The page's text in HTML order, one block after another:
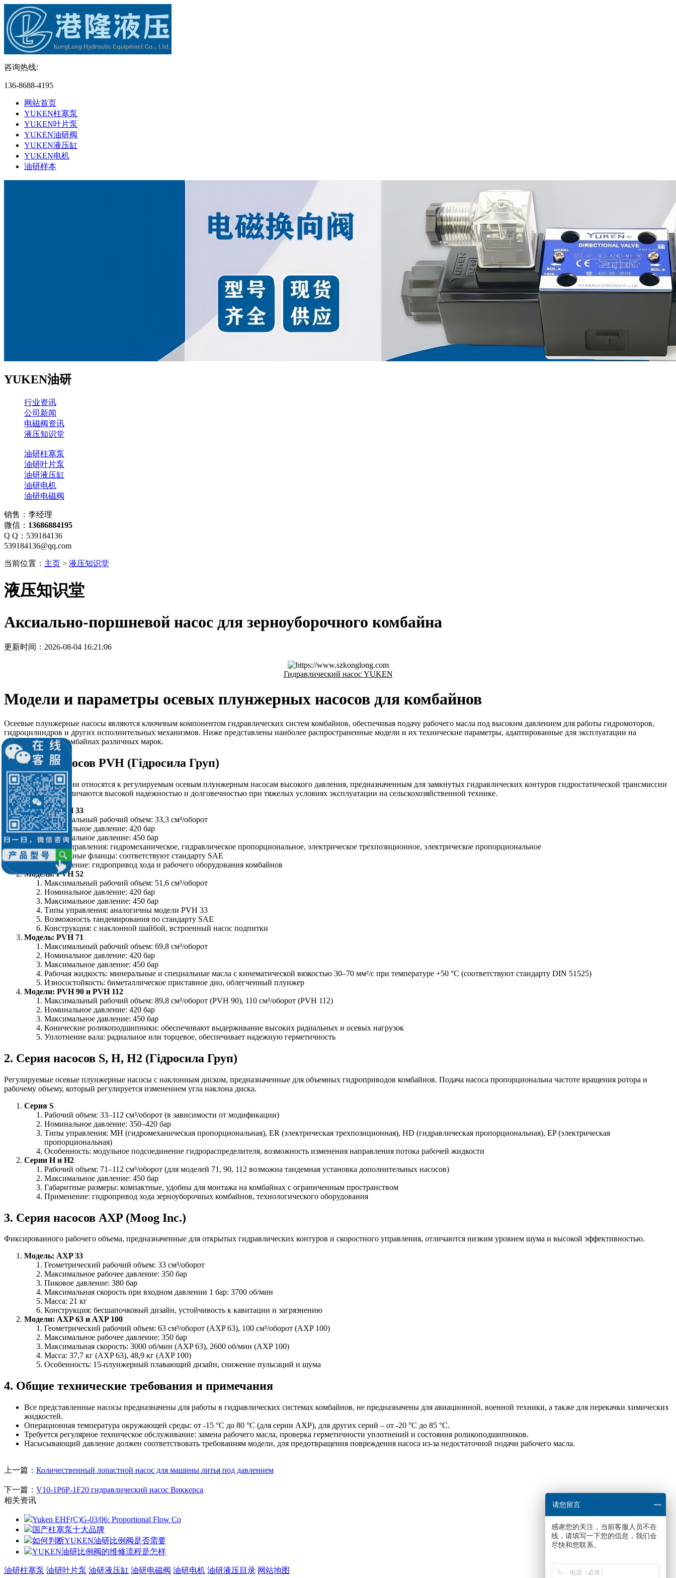
咨询热线:
136-8688-4195
网站首页
YUKEN柱塞泵
YUKEN叶片泵
YUKEN油研阀
YUKEN液压缸
YUKEN电机
油研样本
YUKEN油研
行业资讯
公司新闻
电磁阀资讯
液压知识堂
油研柱塞泵
油研叶片泵
油研液压缸
油研电机
油研电磁阀
销售：李经理
微信： 13686884195
Q Q：539184136
539184136@qq.com
当前位置： 主页 > 液压知识堂
液压知识堂
Аксиально-поршневой насос для зерноуборочного комбайна
更新时间：2026-08-04 16:21:06
Гидравлический насос YUKEN
Модели и параметры осевых плунжерных насосов для комбайнов
Осеевые плунжерные насосы являются ключевым компонентом гидравлических систем комбайнов, обеспечивая подачу рабочего масла под высоким давлением для работы гидромоторов,
гидроцилиндров и других исполнительных механизмов. Ниже представлены наиболее распространенные модели и их технические параметры, адаптированные для эксплуатации на
зерноуборочных комбайнах различных марок.
1. Серия насосов PVH (Гідросила Груп)
Насосы данной серии относятся к регулируемым осевым плунжерным насосам высокого давления, предназначенным для замкнутых гидравлических контуров гидростатической трансмиссии
комбайнов. Они отличаются высокой надежностью и долговечностью при тяжелых условиях эксплуатации на сельскохозяйственной технике.
Модель: PVH 33
Максимальный рабочий объем: 33,3 см³/оборот
Номинальное давление: 420 бар
Максимальное давление: 450 бар
Типы управления: гидромеханическое, гидравлическое пропорциональное, электрическое трехпозиционное, электрическое пропорциональное
Монтажные фланцы: соответствуют стандарту SAE
Применение: гидропривод хода и рабочего оборудования комбайнов
Модель: PVH 52
Максимальный рабочий объем: 51,6 см³/оборот
Номинальное давление: 420 бар
Максимальное давление: 450 бар
Типы управления: аналогичны модели PVH 33
Возможность тандемирования по стандарту SAE
Конструкция: с наклонной шайбой, встроенный насос подпитки
Модель: PVH 71
Максимальный рабочий объем: 69,8 см³/оборот
Номинальное давление: 420 бар
Максимальное давление: 450 бар
Рабочая жидкость: минеральные и специальные масла с кинематической вязкостью 30–70 мм²/с при температуре +50 °С (соответствуют стандарту DIN 51525)
Износостойкость: биметаллическое приставное дно, облегченный плунжер
Модели: PVH 90 и PVH 112
Максимальный рабочий объем: 89,8 см³/оборот (PVH 90), 110 см³/оборот (PVH 112)
Номинальное давление: 420 бар
Максимальное давление: 450 бар
Конические роликоподшипники: обеспечивают выдерживание высоких радиальных и осевых нагрузок
Уплотнение вала: радиальное или торцевое, обеспечивает надежную герметичность
2. Серия насосов S, H, Н2 (Гідросила Груп)
Регулируемые осевые плунжерные насосы с наклонным диском, предназначенные для объемных гидроприводов комбайнов. Подача насоса пропорциональна частоте вращения ротора и
рабочему объему, который регулируется изменением угла наклона диска.
Серия S
Рабочий объем: 33–112 см³/оборот (в зависимости от модификации)
Номинальное давление: 350–420 бар
Типы управления: МН (гидромеханическая пропорциональная), ER (электрическая трехпозиционная), HD (гидравлическая пропорциональная), EP (электрическая
пропорциональная)
Особенность: модульное подсоединение гидрораспределителя, возможность изменения направления потока рабочей жидкости
Серии H и Н2
Рабочий объем: 71–112 см³/оборот (для моделей 71, 90, 112 возможна тандемная установка дополнительных насосов)
Максимальное давление: 450 бар
Габаритные размеры: компактные, удобны для монтажа на комбайнах с ограниченным пространством
Применение: гидропривод хода зерноуборочных комбайнов, технологического оборудования
3. Серия насосов AXP (Moog Inc.)
Фиксированного рабочего объема, предназначенные для открытых гидравлических контуров и скоростного управления, отличаются низким уровнем шума и высокой эффективностью.
Модель: AXP 33
Геометрический рабочий объем: 33 см³/оборот
Максимальное рабочее давление: 350 бар
Пиковое давление: 380 бар
Максимальная скорость при входном давлении 1 бар: 3700 об/мин
Масса: 21 кг
Конструкция: бесшапочковый дизайн, устойчивость к кавитации и загрязнению
Модели: AXP 63 и AXP 100
Геометрический рабочий объем: 63 см³/оборот (AXP 63), 100 см³/оборот (AXP 100)
Максимальное рабочее давление: 350 бар
Максимальная скорость: 3000 об/мин (AXP 63), 2600 об/мин (AXP 100)
Масса: 37,7 кг (AXP 63), 48,9 кг (AXP 100)
Особенность: 15-плунжерный плавающий дизайн, снижение пульсаций и шума
4. Общие технические требования и примечания
Все представленные насосы предназначены для работы в гидравлических системах комбайнов, не предназначены для авиационной, военной техники, а также для перекачки химических
жидкостей.
Операционная температура окружающей среды: от -15 °С до 80 °С (для серии AXP), для других серий – от -20 °С до 85 °С.
Требуется регулярное техническое обслуживание: замена рабочего масла, проверка герметичности уплотнений и состояния роликоподшипников.
Насысывающий давление должен соответствовать требованиям модели, для предотвращения повреждения насоса из-за недостаточной подачи рабочего масла.
上一篇： Количественный лопастной насос для машины литья под давлением
下一篇： V10-1P6P-1F20 гидравлический насос Виккерса
相关资讯
Yuken EHF(C)G-03/06: Proportional Flow Co
国产柱塞泵十大品牌
如何判断YUKEN油研比例阀是否需要
YUKEN油研比例阀的维修流程是怎样
油研柱塞泵 油研叶片泵 油研液压缸 油研电磁阀 油研电机 油研液压目录 网站地图
请您留言
感谢您的关注，当前客服人员不在
线，请填写一下您的信息，我们会
尽快和您联系。